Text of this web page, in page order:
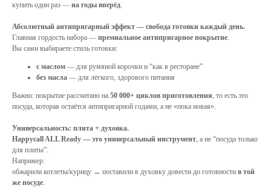
купить один раз — на годы вперёд.
Абсолютный антипригарный эффект — свобода готовки каждый день.
Главная гордость набора — премиальное антипригарное покрытие.
Вы сами выбираете стиль готовки:
с маслом — для румяной корочки и “как в ресторане”
без масла — для лёгкого, здорового питания
Важно: покрытие рассчитано на 50 000+ циклов приготовления, то есть это
посуда, которая остаётся антипригарной годами, а не «пока новая».
Универсальность: плита + духовка.
Happycall ALL Ready — это универсальный инструмент, а не “посуда только
для плиты”.
Например:
обжарили котлеты/курицу → поставили в духовку довести до готовности в той
же посуде.